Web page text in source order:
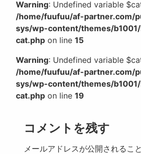
Warning: Undefined variable
/home/fuufuu/af-partner.com/
sys/wp-content/themes/
cat.php on line 15
Warning: Undefined variable
/home/fuufuu/af-partner.com/
sys/wp-content/themes/
cat.php on line 19
コメントを残す
メールアドレスが公開されるこ